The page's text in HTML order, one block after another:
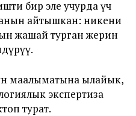
бир эле учурда үч
айтышкан: никени
жашай турган жерин
маалыматына ылайык,
экспертиза
турат.